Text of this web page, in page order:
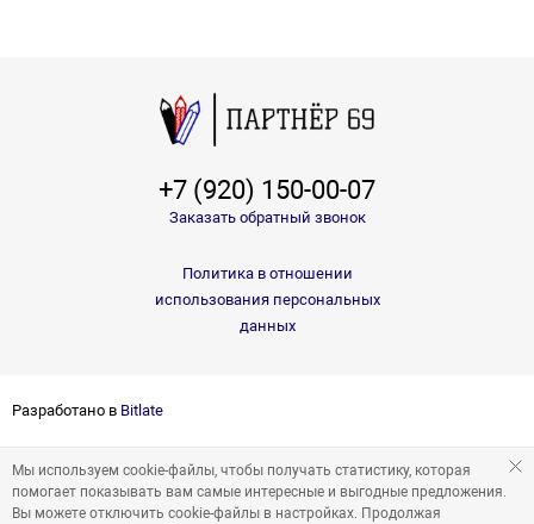
+7 (920) 150-00-07
Заказать обратный звонок
Политика в отношении
использования персональных
данных
Разработано в Bitlate
Мы используем cookie-файлы, чтобы получать статистику, которая
помогает показывать вам самые интересные и выгодные предложения.
Вы можете отключить cookie-файлы в настройках. Продолжая